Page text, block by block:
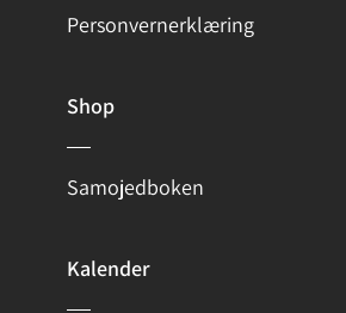
Personvernerklæring
Shop
Samojedboken
Kalender